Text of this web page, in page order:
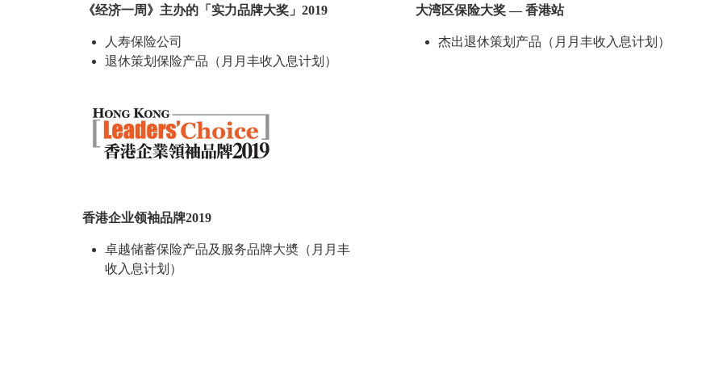
《经济一周》主办的「实力品牌大奖」2019
人寿保险公司
退休策划保险产品（月月丰收入息计划）
大湾区保险大奖 — 香港站
杰出退休策划产品（月月丰收入息计划）
香港企业领袖品牌2019
卓越储蓄保险产品及服务品牌大奬（月月丰
收入息计划）